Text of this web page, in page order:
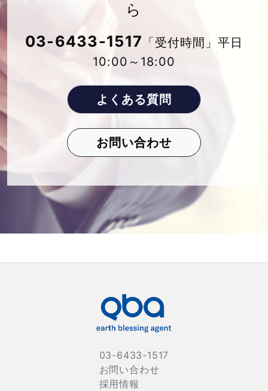
ら
03-6433-1517 「受付時間」平日
10:00～18:00
よくある質問
お問い合わせ
03-6433-1517
お問い合わせ
採用情報